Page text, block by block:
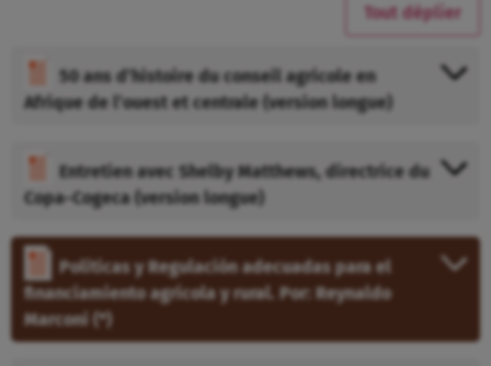
Tout déplier
50 ans d’histoire du conseil agricole en
Afrique de l’ouest et centrale (version longue)
Entretien avec Shelby Matthews, directrice du
Copa-Cogeca (version longue)
Políticas y Regulación adecuadas para el
financiamiento agrícola y rural. Por: Reynaldo
Marconi (*)